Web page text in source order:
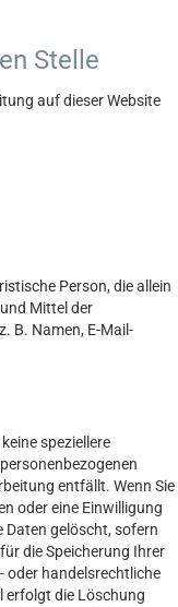
Stelle
auf dieser Website
Person, die allein
Mittel der
B. Namen, E-Mail-
speziellere
entfällt. Wenn Sie
oder eine Einwilligung
gelöscht, sofern
die Speicherung Ihrer
oder handelsrechtliche
die Löschung